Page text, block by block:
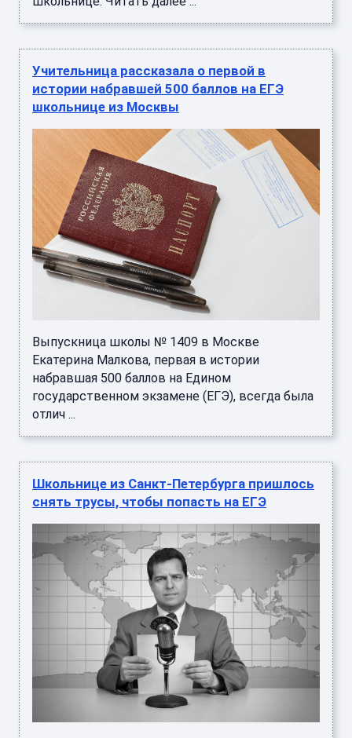
Учительница рассказала о первой в
истории набравшей 500 баллов на ЕГЭ
школьнице из Москвы
Выпускница школы № 1409 в Москве
Екатерина Малкова, первая в истории
набравшая 500 баллов на Едином
государственном экзамене (ЕГЭ), всегда была
отлич ...
Школьнице из Санкт-Петербурга пришлось
снять трусы, чтобы попасть на ЕГЭ